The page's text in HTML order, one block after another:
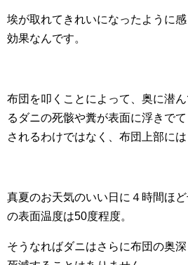
埃が取れてきれいになったように
効果なんです。
布団を叩くことによって、奥に潜
るダニの死骸や糞が表面に浮きで
されるわけではなく、布団上部には
真夏のお天気のいい日に４時間ほ
の表面温度は50度程度。
そうなればダニはさらに布団の奥